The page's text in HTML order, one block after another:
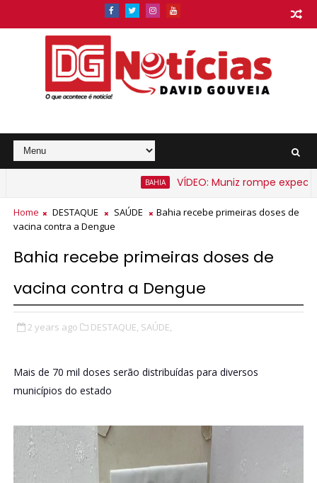
VÍDEO: Muniz rompe
Home DESTAQUE SAÚDE
Bahia recebe primeiras doses de
vacina contra a Dengue
Bahia recebe primeiras doses de
vacina contra a Dengue
2 years ago DESTAQUE, SAÚDE,
Mais de 70 mil doses serão distribuídas para diversos
municípios do estado